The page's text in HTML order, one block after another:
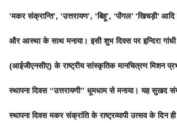
‘मकर संक्रान्ति’, ‘उत्तरायण’, ‘बिहू’, ‘पोंगल’ ‘खिचड़ी’
और आस्था के साथ मनाया। इसी शुभ दिवस पर इन्दिरा गांधी
(आईजीएनसीए) के राष्ट्रीय सांस्कृतिक मानचित्रण मिशन
स्थापना दिवस “उत्तरायणी” धूमधाम से मनाया। यह सुखद
स्थापना दिवस मकर संक्रांति के राष्ट्रव्यापी उत्सव के दिन